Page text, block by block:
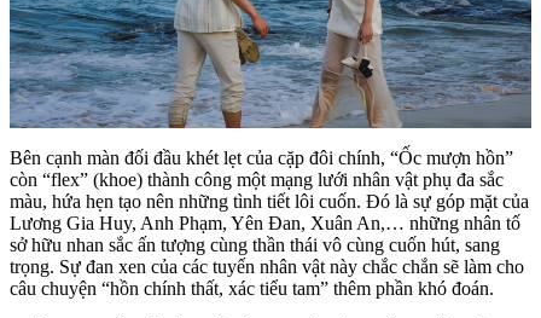
Bên cạnh màn đối đầu khét lẹt của cặp đôi chính, “Ốc mượn hồn”
còn “flex” (khoe) thành công một mạng lưới nhân vật phụ đa sắc
màu, hứa hẹn tạo nên những tình tiết lôi cuốn. Đó là sự góp mặt của
Lương Gia Huy, Anh Phạm, Yên Đan, Xuân An,… những nhân tố
sở hữu nhan sắc ấn tượng cùng thần thái vô cùng cuốn hút, sang
trọng. Sự đan xen của các tuyến nhân vật này chắc chắn sẽ làm cho
câu chuyện “hồn chính thất, xác tiểu tam” thêm phần khó đoán.